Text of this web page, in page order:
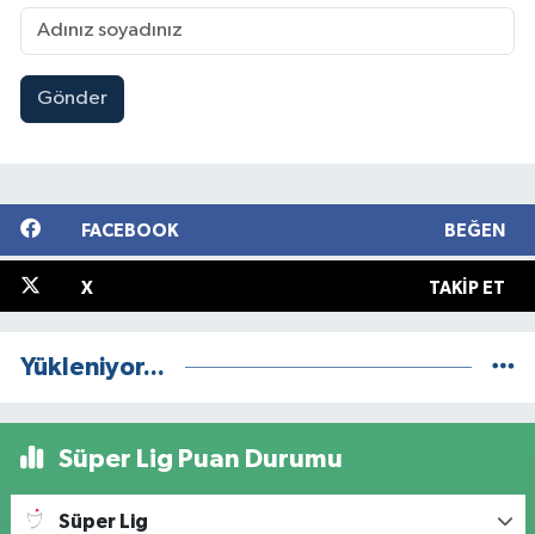
Gönder
FACEBOOK BEĞEN
X TAKIP ET
Yükleniyor...
Süper Lig Puan Durumu
Süper Lig